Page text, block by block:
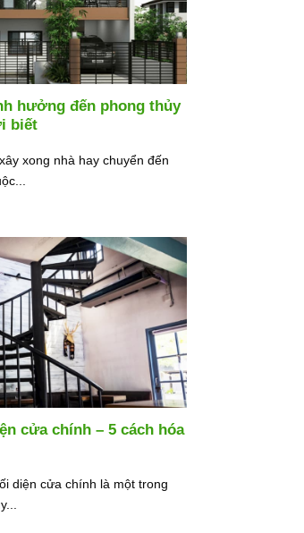
hưởng đến phong thủy
biết
xong nhà hay chuyển đến
cửa chính – 5 cách hóa
diện cửa chính là một trong